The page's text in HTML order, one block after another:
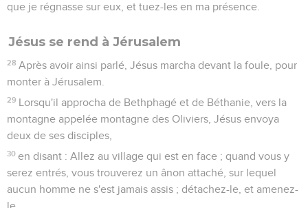
que je régnasse sur eux, et tuez-les en ma présence.
Jésus se rend à Jérusalem
28 Après avoir ainsi parlé, Jésus marcha devant la foule, pour
monter à Jérusalem.
29 Lorsqu'il approcha de Bethphagé et de Béthanie, vers la
montagne appelée montagne des Oliviers, Jésus envoya
deux de ses disciples,
30 en disant : Allez au village qui est en face ; quand vous y
serez entrés, vous trouverez un ânon attaché, sur lequel
aucun homme ne s'est jamais assis ; détachez-le, et amenez-
le.